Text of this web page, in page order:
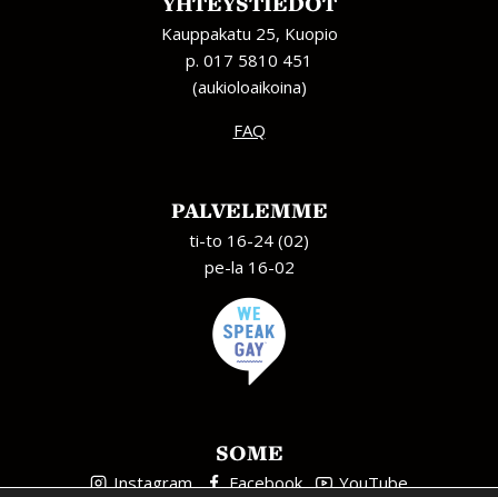
Kauppakatu 25, Kuopio
p. 017 5810 451
(aukioloaikoina)
FAQ
PALVELEMME
ti-to 16-24 (02)
pe-la 16-02
SOME
Instagram Facebook YouTube